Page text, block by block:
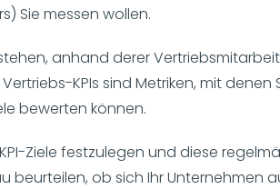
Sie messen wollen.
anhand derer
KPIs sind Metriken, mit denen
bewerten können.
Ziele festzulegen und diese
beurteilen, ob sich Ihr Unternehmen